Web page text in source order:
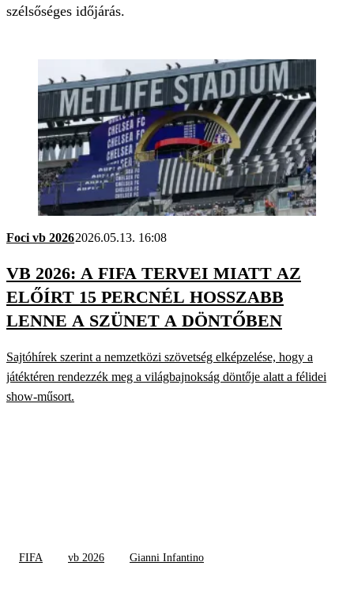
szélsőséges időjárás.
Foci vb 20262026.05.13. 16:08
VB 2026: A FIFA TERVEI MIATT AZ
ELŐÍRT 15 PERCNÉL HOSSZABB
LENNE A SZÜNET A DÖNTŐBEN
Sajtóhírek szerint a nemzetközi szövetség elképzelése, hogy a
játéktéren rendezzék meg a világbajnokság döntője alatt a félidei
show-műsort.
FIFA vb 2026 Gianni Infantino